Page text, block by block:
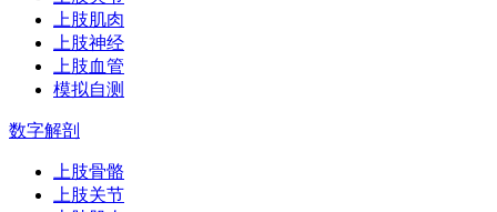
上肢肌肉
上肢神经
上肢血管
模拟自测
数字解剖
上肢骨骼
上肢关节